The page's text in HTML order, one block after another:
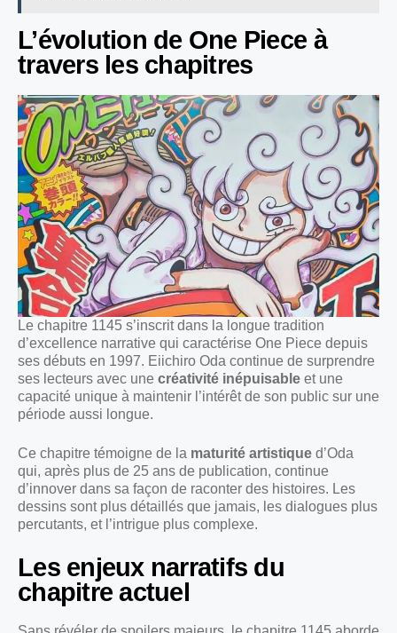
L’évolution de One Piece à
travers les chapitres
Le chapitre 1145 s’inscrit dans la longue tradition
d’excellence narrative qui caractérise One Piece depuis
ses débuts en 1997. Eiichiro Oda continue de surprendre
ses lecteurs avec une créativité inépuisable et une
capacité unique à maintenir l’intérêt de son public sur une
période aussi longue.
Ce chapitre témoigne de la maturité artistique d’Oda
qui, après plus de 25 ans de publication, continue
d’innover dans sa façon de raconter des histoires. Les
dessins sont plus détaillés que jamais, les dialogues plus
percutants, et l’intrigue plus complexe.
Les enjeux narratifs du
chapitre actuel